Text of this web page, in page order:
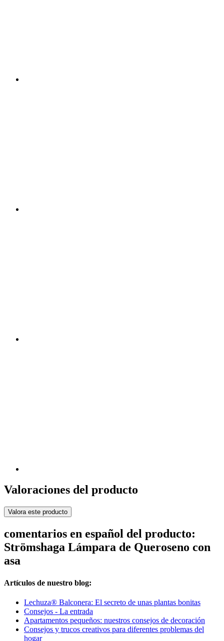
Valoraciones del producto
Valora este producto
comentarios en español del producto:
Strömshaga Lámpara de Queroseno con
asa
Artículos de nuestro blog:
Lechuza® Balconera: El secreto de unas plantas bonitas
Consejos - La entrada
Apartamentos pequeños: nuestros consejos de decoración
Consejos y trucos creativos para diferentes problemas del
hogar